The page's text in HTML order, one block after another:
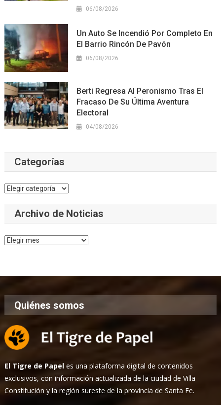
06/08/2026
Un Auto Se Incendió Por Completo En
El Barrio Rincón De Pavón
06/08/2026
Berti Regresa Al Peronismo Tras El
Fracaso De Su Última Aventura
Electoral
04/08/2026
Categorías
Categorías
Archivo de Noticias
Archivo
Quiénes somos
El Tigre de Papel es una plataforma digital de contenidos
exclusivos, con información actualizada de la ciudad de Villa
Constitución y la región sureste de la provincia de Santa Fe.